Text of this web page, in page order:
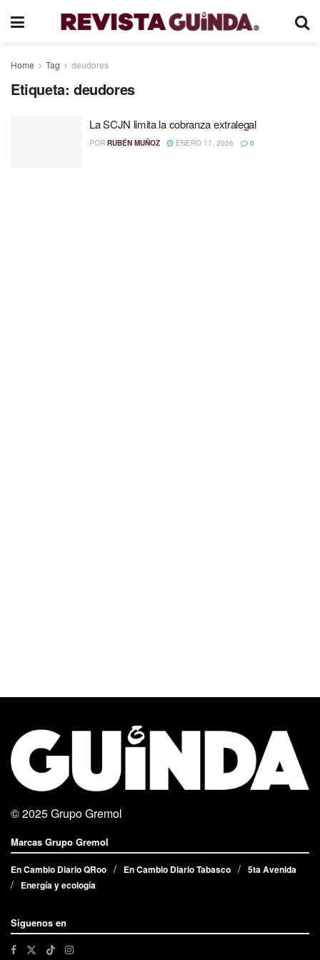
Home Tag deudores
Etiqueta: deudores
La SCJN limita la cobranza extralegal
POR RUBÉN MUÑOZ ENERO 17, 2026 0
© 2025Grupo Gremol
Marcas Grupo Gremol
En Cambio Diario QRoo En Cambio Diario Tabasco
5ta Avenida
Energía y ecología
Siguenos en